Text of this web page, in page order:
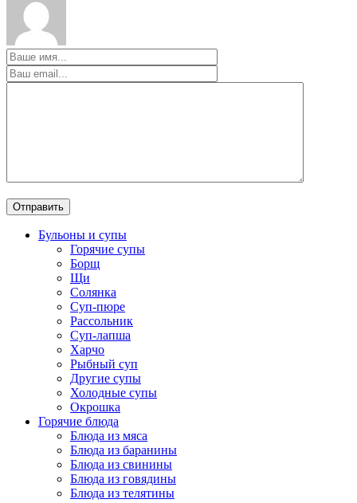
Бульоны и супы
Горячие супы
Борщ
Щи
Солянка
Суп-пюре
Рассольник
Суп-лапша
Харчо
Рыбный суп
Другие супы
Холодные супы
Окрошка
Горячие блюда
Блюда из мяса
Блюда из баранины
Блюда из свинины
Блюда из говядины
Блюда из телятины